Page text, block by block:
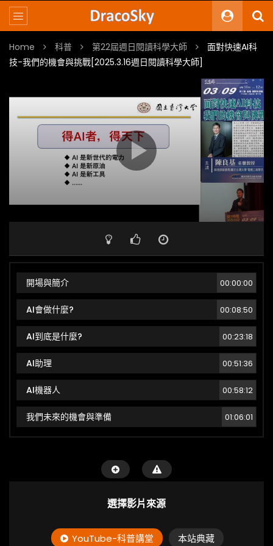
Home 科普 第22屆週日閱讀科學大師
面對快速AI科
技-我們的機會與挑戰[2025.3.16週日閱讀科學大師]
開場與簡介 00:00:00
AI會做什麼? 00:08:50
AI到底是什麼? 00:23:18
AI助理 00:51:36
AI機器人 00:58:12
我們未來的機會與準備 01:06:01
選擇影片來源
YouTube-科普講堂 本站典藏